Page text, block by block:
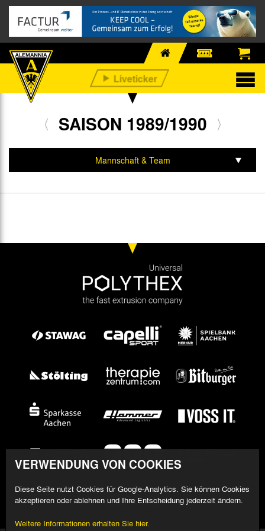
SAISON 1989/1990
Mannschaft & Team
VERWENDUNG VON COOKIES
Diese Seite nutzt Cookies für Google-Analytics. Sie können Cookies
akzeptieren oder ablehnen und Ihre Entscheidung jederzeit ändern.
Weitere Informationen erhalten Sie hier.